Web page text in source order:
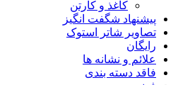
کاغذ و کارتن
پیشنهاد شگفت انگیز
تصاویر شاتر استوک
رایگان
علائم و نشانه ها
فاقد دسته بندی